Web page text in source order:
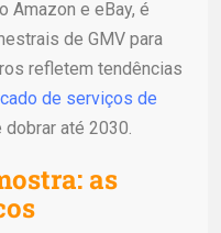
Amazon e eBay, é
de GMV para
refletem tendências
de serviços de
até 2030.
as